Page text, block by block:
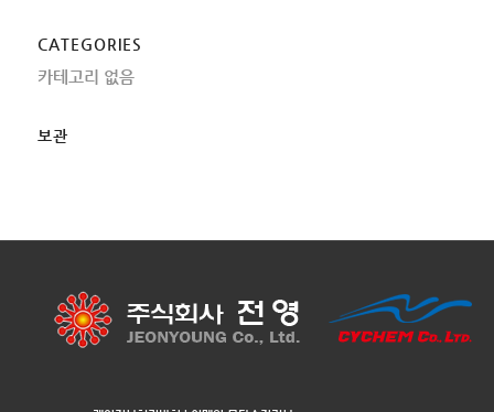
CATEGORIES
카테고리 없음
보관